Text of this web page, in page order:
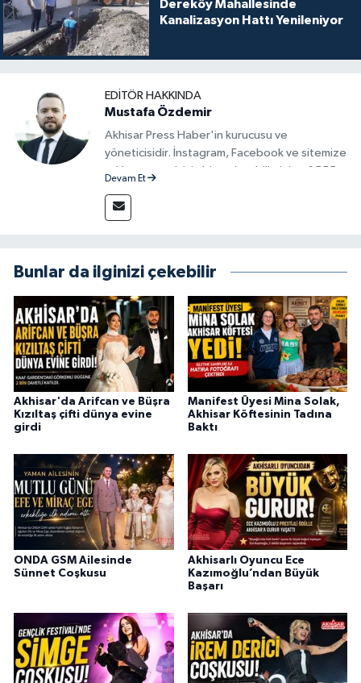
Dereköy Mahallesinde
Kanalizasyon Hattı Yenileniyor
EDITÖR HAKKINDA
Mustafa Özdemir
Akhisar Press Haber'in kurucusu ve
yöneticisidir. İnstagram, Facebook ve sitemize
reklam vermek için bize ulaşabilirsiniz - 0555
Devam Et
Bunlar da ilginizi çekebilir
Akhisar'da Arifcan ve Büşra
Kızıltaş çifti dünya evine
girdi
Manifest Üyesi Mina Solak,
Akhisar Köftesinin Tadına
Baktı
ONDA GSM Ailesinde
Sünnet Coşkusu
Akhisarlı Oyuncu Ece
Kazımoğlu’ndan Büyük
Başarı